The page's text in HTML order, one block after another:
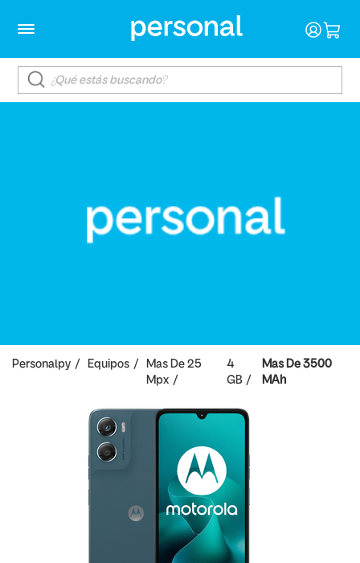
Personalpy Equipos
Mas De 25
Mpx
4
GB
Mas De 3500
MAh